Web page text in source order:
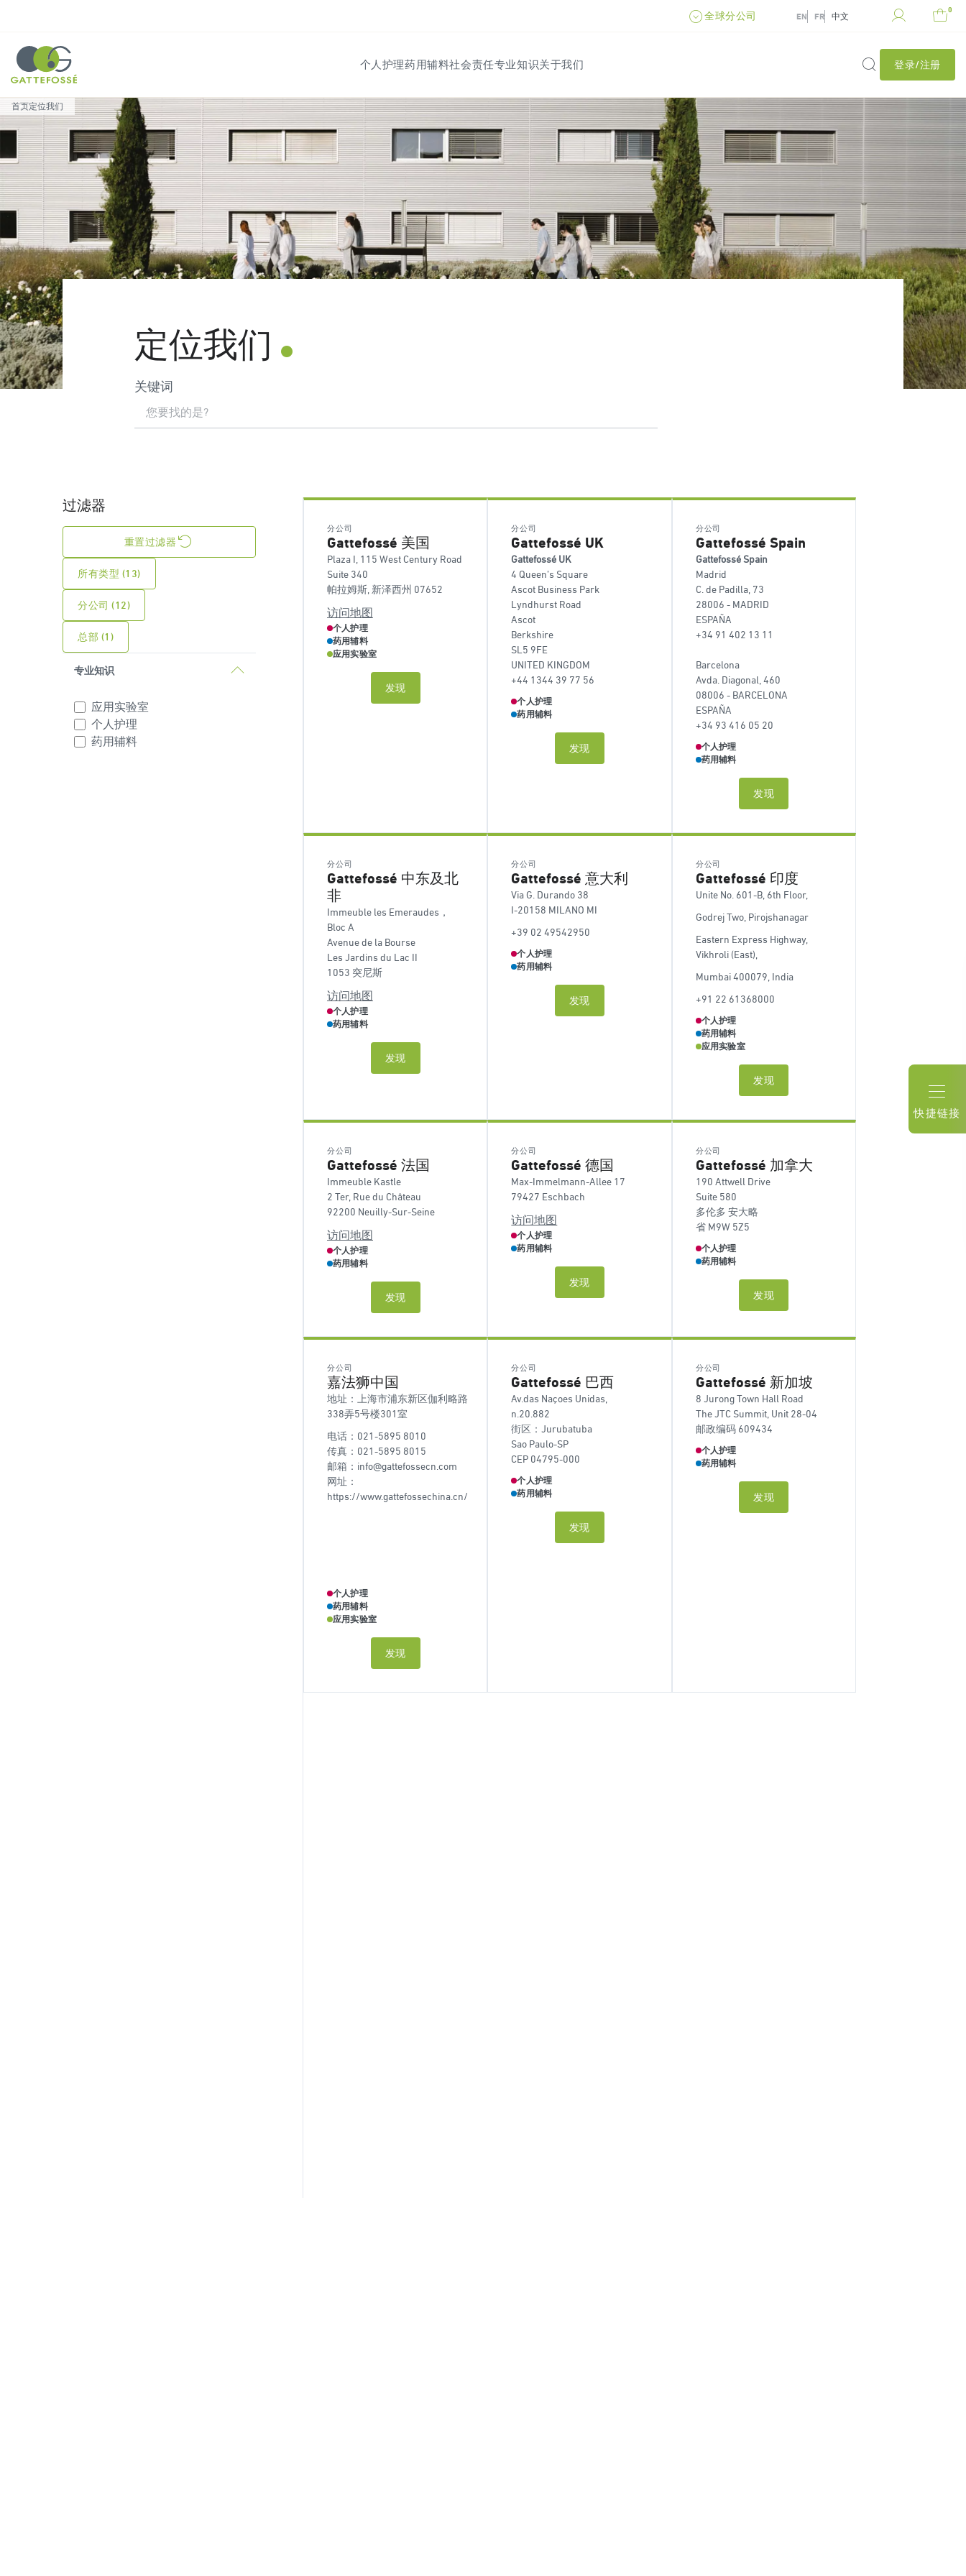
全球分公司
EN FR 中文
0
导航
个人护理药用辅料社会责任专业知识关于我们 登录/注册
快捷链接
Breadcrumb
首页定位我们
定位我们
关键词
过滤器
重置过滤器
所有类型 (13)
分公司 (12)
总部 (1)
专业知识
应用实验室
个人护理
药用辅料
分公司
Gattefossé 美国
Plaza I, 115 West Century Road
Suite 340
帕拉姆斯, 新泽西州 07652
访问地图
个人护理
药用辅料
应用实验室
发现
分公司
Gattefossé UK
Gattefossé UK
4 Queen’s Square
Ascot Business Park
Lyndhurst Road
Ascot
Berkshire
SL5 9FE
UNITED KINGDOM
+44 1344 39 77 56
个人护理
药用辅料
发现
分公司
Gattefossé Spain
Gattefossé Spain
Madrid
C. de Padilla, 73
28006 - MADRID
ESPAÑA
+34 91 402 13 11
Barcelona
Avda. Diagonal, 460
08006 - BARCELONA
ESPAÑA
+34 93 416 05 20
个人护理
药用辅料
发现
分公司
Gattefossé 中东及北
非
Immeuble les Emeraudes，
Bloc A
Avenue de la Bourse
Les Jardins du Lac II
1053 突尼斯
访问地图
个人护理
药用辅料
发现
分公司
Gattefossé 意大利
Via G. Durando 38
I-20158 MILANO MI
+39 02 49542950
个人护理
药用辅料
发现
分公司
Gattefossé 印度
Unite No. 601-B, 6th Floor,
Godrej Two, Pirojshanagar
Eastern Express Highway,
Vikhroli (East),
Mumbai 400079, India
+91 22 61368000
个人护理
药用辅料
应用实验室
发现
分公司
Gattefossé 法国
Immeuble Kastle
2 Ter, Rue du Château
92200 Neuilly-Sur-Seine
访问地图
个人护理
药用辅料
发现
分公司
Gattefossé 德国
Max-Immelmann-Allee 17
79427 Eschbach
访问地图
个人护理
药用辅料
发现
分公司
Gattefossé 加拿大
190 Attwell Drive
Suite 580
多伦多 安大略
省 M9W 5Z5
个人护理
药用辅料
发现
分公司
嘉法狮中国
地址：上海市浦东新区伽利略路
338弄5号楼301室
电话：021-5895 8010
传真：021-5895 8015
邮箱：info@gattefossecn.com
网址：
https://www.gattefossechina.cn/
个人护理
药用辅料
应用实验室
发现
分公司
Gattefossé 巴西
Av.das Naçoes Unidas,
n.20.882
街区：Jurubatuba
Sao Paulo-SP
CEP 04795-000
个人护理
药用辅料
发现
分公司
Gattefossé 新加坡
8 Jurong Town Hall Road
The JTC Summit, Unit 28-04
邮政编码 609434
个人护理
药用辅料
发现